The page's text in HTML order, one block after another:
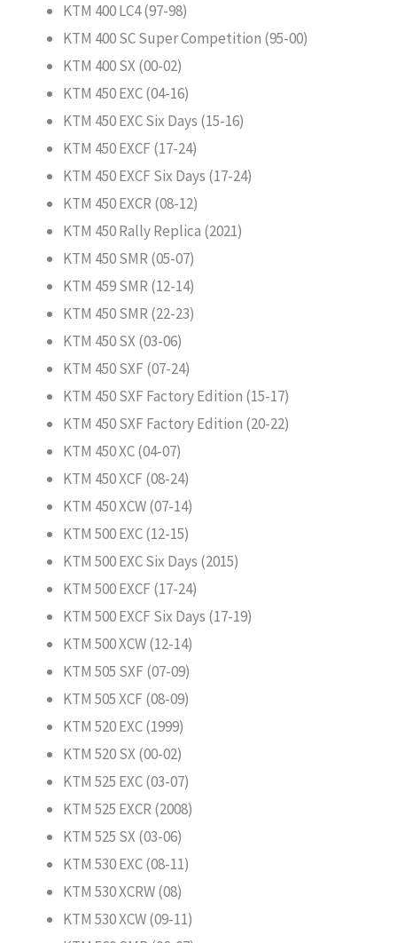
KTM 400 LC4 (97-98)
KTM 400 SC Super Competition (95-00)
KTM 400 SX (00-02)
KTM 450 EXC (04-16)
KTM 450 EXC Six Days (15-16)
KTM 450 EXCF (17-24)
KTM 450 EXCF Six Days (17-24)
KTM 450 EXCR (08-12)
KTM 450 Rally Replica (2021)
KTM 450 SMR (05-07)
KTM 459 SMR (12-14)
KTM 450 SMR (22-23)
KTM 450 SX (03-06)
KTM 450 SXF (07-24)
KTM 450 SXF Factory Edition (15-17)
KTM 450 SXF Factory Edition (20-22)
KTM 450 XC (04-07)
KTM 450 XCF (08-24)
KTM 450 XCW (07-14)
KTM 500 EXC (12-15)
KTM 500 EXC Six Days (2015)
KTM 500 EXCF (17-24)
KTM 500 EXCF Six Days (17-19)
KTM 500 XCW (12-14)
KTM 505 SXF (07-09)
KTM 505 XCF (08-09)
KTM 520 EXC (1999)
KTM 520 SX (00-02)
KTM 525 EXC (03-07)
KTM 525 EXCR (2008)
KTM 525 SX (03-06)
KTM 530 EXC (08-11)
KTM 530 XCRW (08)
KTM 530 XCW (09-11)